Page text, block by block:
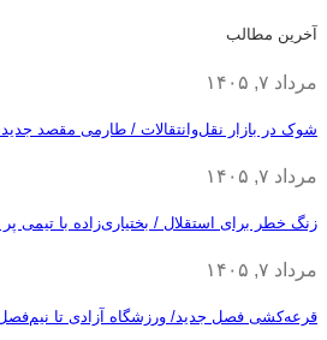
آخرین مطالب
مرداد ۷, ۱۴۰۵
شوک در بازار نقل‌وانتقالات / طارمی مقصد
مرداد ۷, ۱۴۰۵
زنگ خطر برای استقلال / بختیاری‌زاده با تیمی
مرداد ۷, ۱۴۰۵
قرعه‎‌کشی فصل جدید/ ورزشگاه آزادی تا نیم‌فصل آماده می‌شود؟